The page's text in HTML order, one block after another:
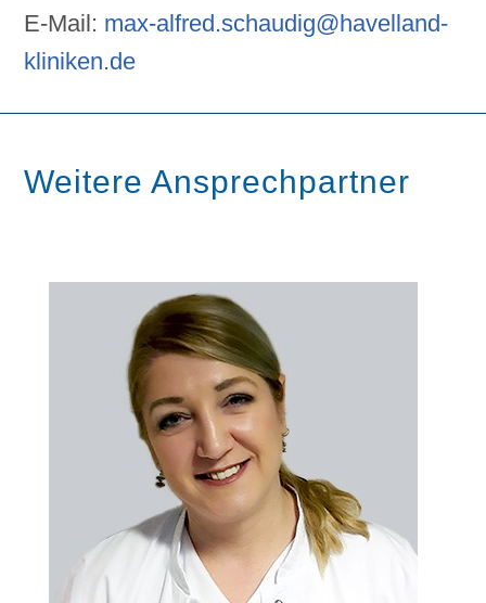
E-Mail: max-alfred.schaudig@havelland-
kliniken.de
Weitere Ansprechpartner